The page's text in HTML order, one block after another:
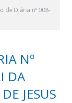
de Diária nº 008-
Nº
DA
JESUS